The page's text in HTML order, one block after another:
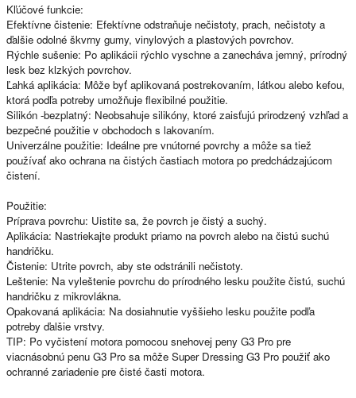
Kľúčové funkcie:
Efektívne čistenie: Efektívne odstraňuje nečistoty, prach, nečistoty a
ďalšie odolné škvrny gumy, vinylových a plastových povrchov.
Rýchle sušenie: Po aplikácii rýchlo vyschne a zanecháva jemný, prírodný
lesk bez klzkých povrchov.
Ľahká aplikácia: Môže byť aplikovaná postrekovaním, látkou alebo kefou,
ktorá podľa potreby umožňuje flexibilné použitie.
Silikón -bezplatný: Neobsahuje silikóny, ktoré zaisťujú prirodzený vzhľad a
bezpečné použitie v obchodoch s lakovaním.
Univerzálne použitie: Ideálne pre vnútorné povrchy a môže sa tiež
používať ako ochrana na čistých častiach motora po predchádzajúcom
čistení.
Použitie:
Príprava povrchu: Uistite sa, že povrch je čistý a suchý.
Aplikácia: Nastriekajte produkt priamo na povrch alebo na čistú suchú
handričku.
Čistenie: Utrite povrch, aby ste odstránili nečistoty.
Leštenie: Na vyleštenie povrchu do prírodného lesku použite čistú, suchú
handričku z mikrovlákna.
Opakovaná aplikácia: Na dosiahnutie vyššieho lesku použite podľa
potreby ďalšie vrstvy.
TIP: Po vyčistení motora pomocou snehovej peny G3 Pro pre
viacnásobnú penu G3 Pro sa môže Super Dressing G3 Pro použiť ako
ochranné zariadenie pre čisté časti motora.